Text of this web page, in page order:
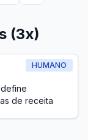
(3x)
HUMANO
de receita